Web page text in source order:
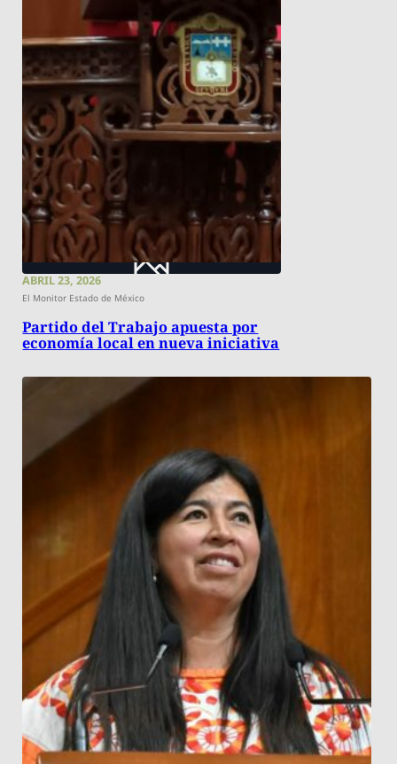
ABRIL 23, 2026
El Monitor Estado de México
Partido del Trabajo apuesta por
economía local en nueva iniciativa